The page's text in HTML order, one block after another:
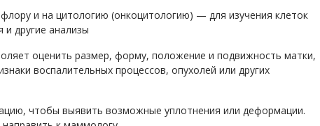
и на цитологию (онкоцитологию) — для изучения клеток
другие анализы
оценить размер, форму, положение и подвижность матки,
воспалительных процессов, опухолей или других
чтобы выявить возможные уплотнения или деформации.